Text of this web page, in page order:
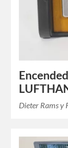
Dieter Rams y